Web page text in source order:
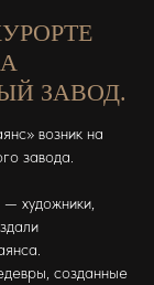
ЗАВОД.
возник на
завода.
художники,
созданные